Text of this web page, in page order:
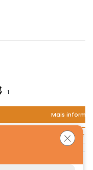
1
Mais
Quero agendar